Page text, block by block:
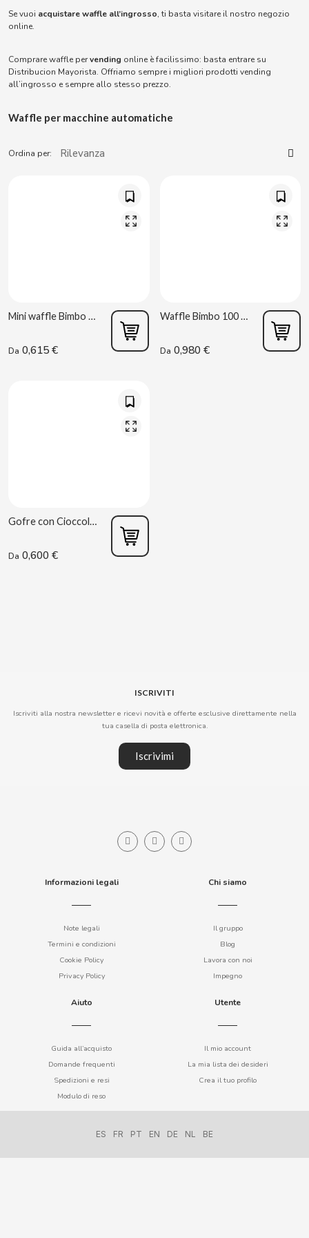
Succhi e smoothie
Solubili
Torreznos all’ingrosso
Parafarmacia
Sex Shop
Masturbatori
Vibratori
Articoli per fumatori per vending
Sigarette elettroniche
Consumabili per vending
ALEDA
ALIVE
AMSTEL
B
BECO
BURMAR
CACAOLAT
CADBURY
CAFÉ BONKA
Se vuoi acquistare waffle all’ingrosso, ti basta visitare il nostro negozio
online.
Comprare waffle pervending online è facilissimo: basta entrare su
Distribucion Mayorista. Offriamo sempre i migliori prodotti vending
all’ingrosso e sempre allo stesso prezzo.
Waffle per macchine automatiche
Ordina per:
Mini waffle Bimbo 50 g Qé
Da 0,615 €
Waffle Bimbo 100 g Qé
Da 0,980 €
Gofre con Cioccolato 140 g
Da 0,600 €
ISCRIVITI
Iscriviti alla nostra newsletter e ricevi novità e offerte esclusive direttamente nella
tua casella di posta elettronica.
Iscrivimi
Informazioni legali
Note legali
Termini e condizioni
Cookie Policy
Privacy Policy
Chi siamo
Il gruppo
Blog
Lavora con noi
Impegno
Aiuto
Guida all’acquisto
Domande frequenti
Spedizioni e resi
Modulo di reso
Utente
Il mio account
La mia lista dei desideri
Crea il tuo profilo
ES FR PT EN DE NL BE